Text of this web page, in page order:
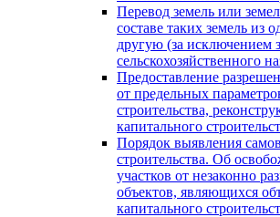
Перевод земель или
составе таких земель из
другую (за исключением
сельскохозяйственного
Предоставление
от предельных
строительства,
капитального
Порядок выявления
строительства. Об
участков от незаконно
объектов, являющихся
капитального